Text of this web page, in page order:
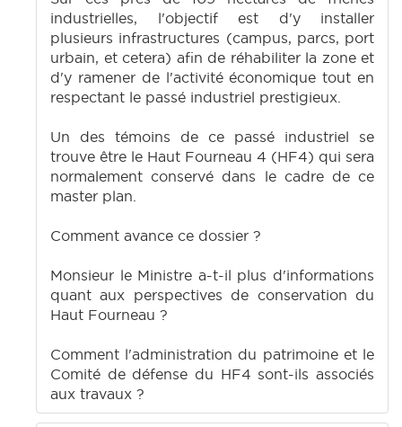
industrielles, l'objectif est d'y installer
plusieurs infrastructures (campus, parcs, port
urbain, et cetera) afin de réhabiliter la zone et
d'y ramener de l'activité économique tout en
respectant le passé industriel prestigieux.
Un des témoins de ce passé industriel se
trouve être le Haut Fourneau 4 (HF4) qui sera
normalement conservé dans le cadre de ce
master plan.
Comment avance ce dossier ?
Monsieur le Ministre a-t-il plus d'informations
quant aux perspectives de conservation du
Haut Fourneau ?
Comment l'administration du patrimoine et le
Comité de défense du HF4 sont-ils associés
aux travaux ?